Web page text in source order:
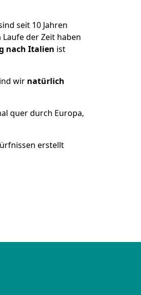
seit 10 Jahren
Laufe der Zeit haben
nach Italien ist
wir natürlich
quer durch Europa,
erstellt